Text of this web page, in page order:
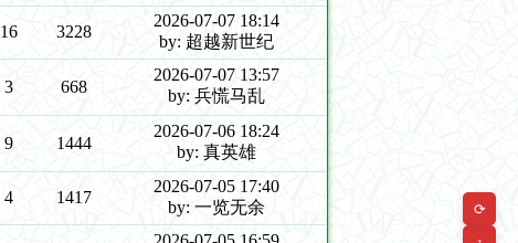
⟳
16 3228
2026-07-07 18:14
by: 超越新世纪
3 668
2026-07-07 13:57
by: 兵慌马乱
9 1444
2026-07-06 18:24
by: 真英雄
4 1417
2026-07-05 17:40
by: 一览无余